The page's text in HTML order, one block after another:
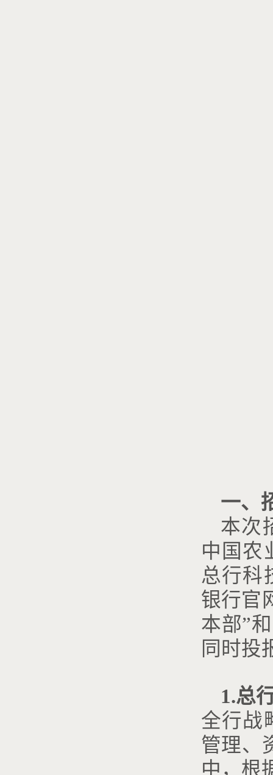
一、
本次
中国农
总行科
银行官
本部”
同时投
1.总
全行战
管理、
中，根